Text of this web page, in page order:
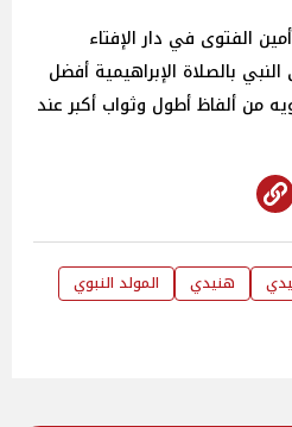
الفتوى في دار الإفتاء
بالصلاة الإبراهيمية أفضل
من ألفاظ أطول وثواب أكبر عند
هنيدي
المولد النبوي